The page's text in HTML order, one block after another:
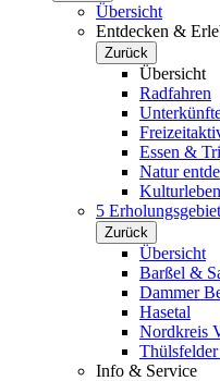
Übersicht
Entdecken &
Zurück
Übersicht
Radfahren
Essen &
Natur
Kulturleben
5
Zurück
Übersicht
Barßel &
Dammer
Hasetal
Nordkreis
Info & Service